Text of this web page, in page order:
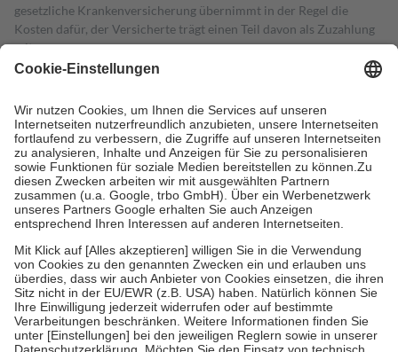
gesetzliche Krankenversicherung übernimmt in der Regel die
Kosten dafür, der Versicherte trägt einen Teil davon als Zuzahlung
mit.
Grundsätzlich leisten Mitglieder Zuzahlungen in Höhe von zehn
höchstens zehn Euro.
Es sind jedoch nie mehr als die tatsächlichen
Kosten der Leistung zu entrichten.
Diese Regeln gelten grundsätzlich auch für Online-Apotheken.
Bei Heilmitteln und häuslicher Krankenpflege beträgt die
Zuzahlung zehn Prozent der Kosten sowie zehn Euro je
Verordnung.
Um das Engagement der Versicherten für ihre eigene Gesundheit zu
stärken und die besondere Stellung der Familie zu unterstützen,
fallenkeine Zuzahlungenan bei:
• Kindern und Jugendlichen bis zum vollendeten 18. Lebensjahr
mit Ausnahme der Fahrkosten
• Untersuchungen zur Vorsorge und Früherkennung, die von der
GKV getragen werden
• empfohlenen Schutzimpfungen